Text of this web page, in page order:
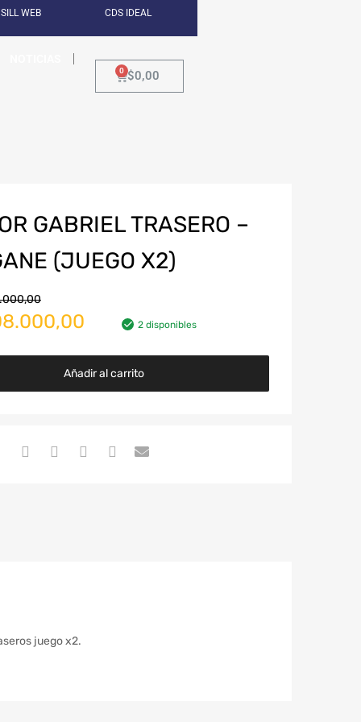
SILL WEB CDS IDEAL
$0,00
GABRIEL TRASERO –
(JUEGO X2)
2 disponibles
Añadir al carrito
juego x2.